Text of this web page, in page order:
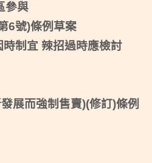
參與
6號)條例草案
制宜 辣招過時應檢討
展而強制售賣)(修訂)條例